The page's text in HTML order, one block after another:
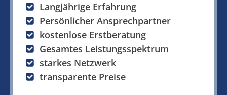
Langjährige Erfahrung
Persönlicher Ansprechpartner
kostenlose Erstberatung
Gesamtes Leistungsspektrum
starkes Netzwerk
transparente Preise